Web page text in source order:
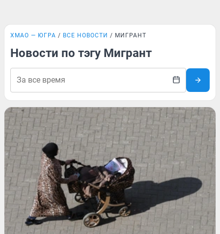
ХМАО — ЮГРА ВСЕ НОВОСТИ МИГРАНТ
Новости по тэгу Мигрант